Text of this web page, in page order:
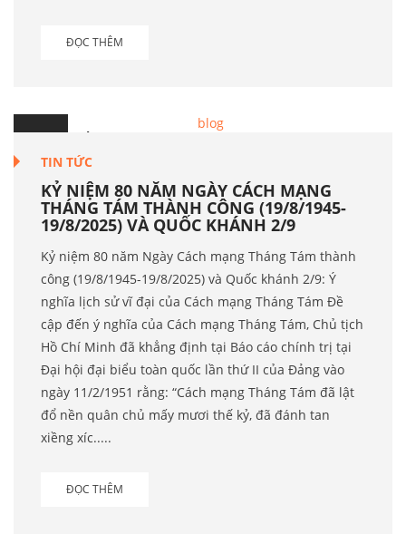
ĐỌC THÊM
19 Th.8
TIN TỨC
KỶ NIỆM 80 NĂM NGÀY CÁCH MẠNG
THÁNG TÁM THÀNH CÔNG (19/8/1945-
19/8/2025) VÀ QUỐC KHÁNH 2/9
Kỷ niệm 80 năm Ngày Cách mạng Tháng Tám thành
công (19/8/1945-19/8/2025) và Quốc khánh 2/9: Ý
nghĩa lịch sử vĩ đại của Cách mạng Tháng Tám Đề
cập đến ý nghĩa của Cách mạng Tháng Tám, Chủ tịch
Hồ Chí Minh đã khẳng định tại Báo cáo chính trị tại
Đại hội đại biểu toàn quốc lần thứ II của Đảng vào
ngày 11/2/1951 rằng: “Cách mạng Tháng Tám đã lật
đổ nền quân chủ mấy mươi thế kỷ, đã đánh tan
xiềng xíc.....
ĐỌC THÊM